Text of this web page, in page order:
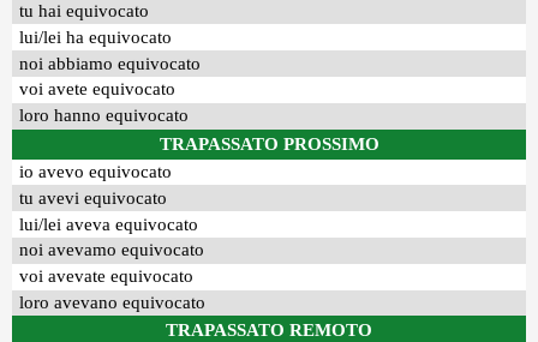
tu hai equivocato
lui/lei ha equivocato
noi abbiamo equivocato
voi avete equivocato
loro hanno equivocato
TRAPASSATO PROSSIMO
io avevo equivocato
tu avevi equivocato
lui/lei aveva equivocato
noi avevamo equivocato
voi avevate equivocato
loro avevano equivocato
TRAPASSATO REMOTO